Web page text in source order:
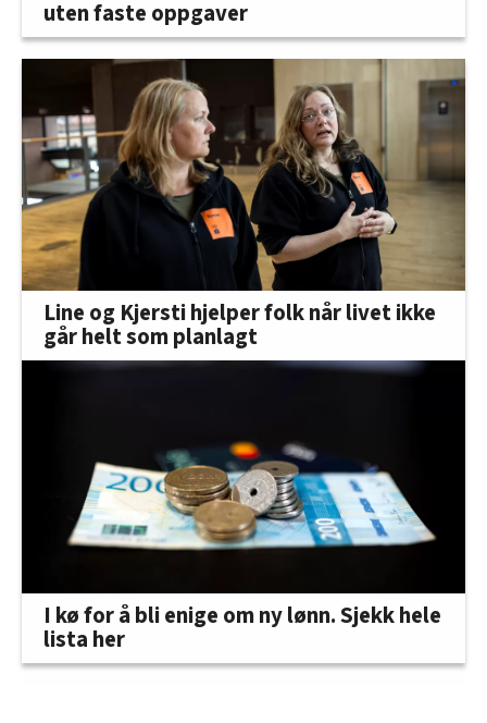
uten faste oppgaver
Line og Kjersti hjelper folk når livet ikke
går helt som planlagt
I kø for å bli enige om ny lønn. Sjekk hele
lista her